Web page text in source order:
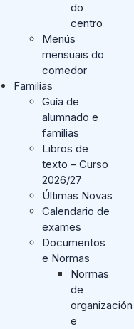
do
centro
Menús
mensuais do
comedor
Familias
Guía de
alumnado e
familias
Libros de
texto – Curso
2026/27
Últimas Novas
Calendario de
exames
Documentos
e Normas
Normas
de
organización
e